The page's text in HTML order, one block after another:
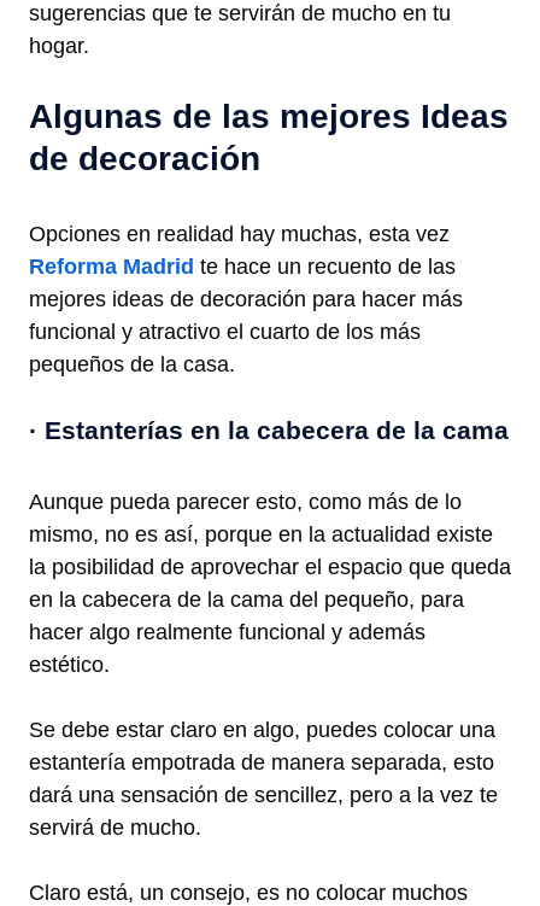
sugerencias que te servirán de mucho en tu
hogar.
Algunas de las mejores Ideas
de decoración
Opciones en realidad hay muchas, esta vez
Reforma Madrid te hace un recuento de las
mejores ideas de decoración para hacer más
funcional y atractivo el cuarto de los más
pequeños de la casa.
· Estanterías en la cabecera de la cama
Aunque pueda parecer esto, como más de lo
mismo, no es así, porque en la actualidad existe
la posibilidad de aprovechar el espacio que queda
en la cabecera de la cama del pequeño, para
hacer algo realmente funcional y además
estético.
Se debe estar claro en algo, puedes colocar una
estantería empotrada de manera separada, esto
dará una sensación de sencillez, pero a la vez te
servirá de mucho.
Claro está, un consejo, es no colocar muchos